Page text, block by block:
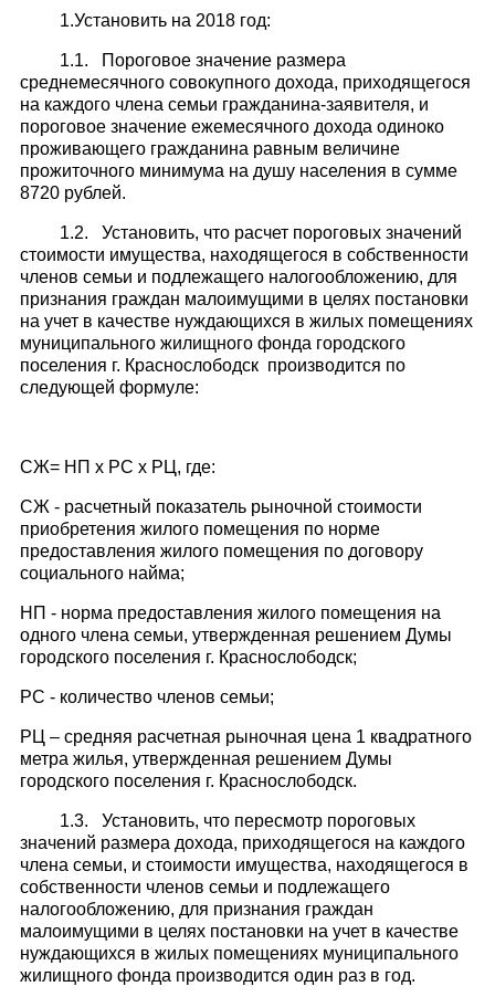
1.Установить на 2018 год:
1.1. Пороговое значение размера
среднемесячного совокупного дохода, приходящегося
на каждого члена семьи гражданина-заявителя, и
пороговое значение ежемесячного дохода одиноко
проживающего гражданина равным величине
прожиточного минимума на душу населения в сумме
8720 рублей.
1.2. Установить, что расчет пороговых значений
стоимости имущества, находящегося в собственности
членов семьи и подлежащего налогообложению, для
признания граждан малоимущими в целях постановки
на учет в качестве нуждающихся в жилых помещениях
муниципального жилищного фонда городского
поселения г. Краснослободск производится по
следующей формуле:
СЖ= НП х РС х РЦ, где:
СЖ - расчетный показатель рыночной стоимости
приобретения жилого помещения по норме
предоставления жилого помещения по договору
социального найма;
НП - норма предоставления жилого помещения на
одного члена семьи, утвержденная решением Думы
городского поселения г. Краснослободск;
PC - количество членов семьи;
РЦ – средняя расчетная рыночная цена 1 квадратного
метра жилья, утвержденная решением Думы
городского поселения г. Краснослободск.
1.3. Установить, что пересмотр пороговых
значений размера дохода, приходящегося на каждого
члена семьи, и стоимости имущества, находящегося в
собственности членов семьи и подлежащего
налогообложению, для признания граждан
малоимущими в целях постановки на учет в качестве
нуждающихся в жилых помещениях муниципального
жилищного фонда производится один раз в год.